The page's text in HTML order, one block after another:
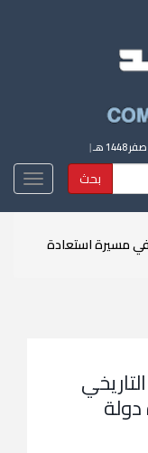
صفر 1448 هـ |
بحث
في مسيرة استعادة